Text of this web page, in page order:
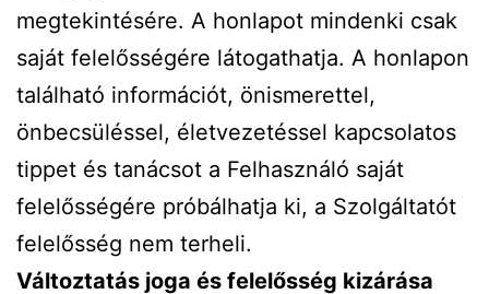
megtekintésére. A honlapot mindenki csak
saját felelősségére látogathatja. A honlapon
található információt, önismerettel,
önbecsüléssel, életvezetéssel kapcsolatos
tippet és tanácsot a Felhasználó saját
felelősségére próbálhatja ki, a Szolgáltatót
felelősség nem terheli.
Változtatás joga és felelősség kizárása